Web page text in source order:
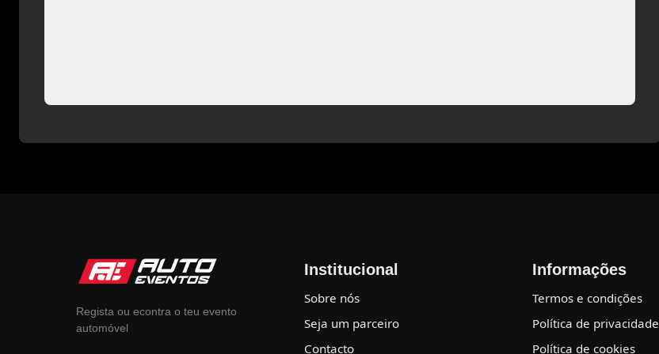
Regista ou econtra o teu evento
automóvel
Institucional
Sobre nós
Seja um parceiro
Contacto
Informações
Termos e condições
Política de privacidade
Política de cookies